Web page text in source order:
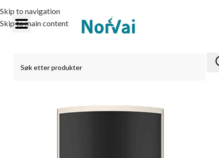
Skip to navigation
Skip to main content